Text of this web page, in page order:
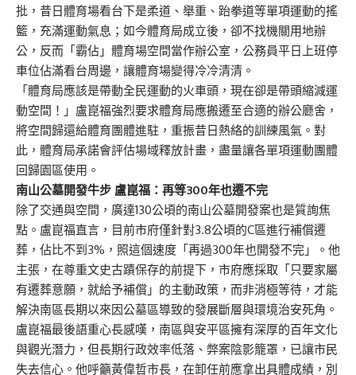
批，昔日體育場看台下是柔道、舉重、跆拳道等單項運動的搖
籃，充滿運動氣息；如今體育局成立後，卻不找機關用地辦
公，反而「霸佔」體育場空間當作辦公室，公務員平日上班停
車位佔滿看台周邊，讓體育場變得冷冷清清。
「體育局應該是帶動全民運動的火車頭，現在卻是帶頭縮減運
動空間！」盧崑福強烈要求體育局應搬遷至合適的辦公廳舍，
將空間歸還給體育團體進駐，重振昔日熱絡的訓練風氣。對
此，體育局承諾會評估場域釋放計畫，盡量讓各單項運動團體
回歸園區使用。
南山公墓開發牛步 盧崑福：再等300年也遷不完
除了交通與空間，廣達130公頃的南山公墓開發案也是質詢焦
點。盧崑福直言，目前市府僅針對3.8公頃的C區進行補償遷
葬，佔比不到3%，照這個速度「再過300年也開發不完」。他
主張，在尊重文史古蹟保存的前提下，市府應採取「只要家屬
有遷葬意願，就給予補償」的主動政策，而非消極等待，才能
解決南區長期以來因公墓區導致的發展斷層與環境治安死角。
盧崑福最後語重心長感嘆，南區與安平區擁有深厚的百年文化
與觀光潛力，但長期行政效率低落、弊案陰影籠罩，已讓市民
失去信心。他呼籲黃偉哲市長，在卸任前應拿出具體成績，別